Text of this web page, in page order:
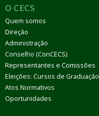
O CECS
Quem somos
Direção
Administração
Conselho (ConCECS)
Representantes e Comissões
Eleições: Cursos de Graduação
Atos Normativos
Oportunidades